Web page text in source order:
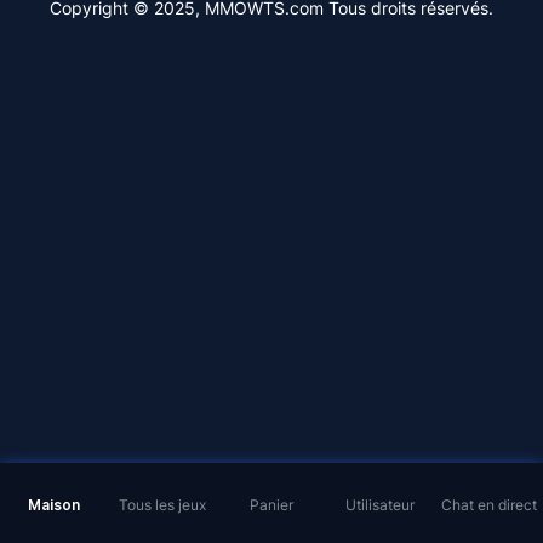
Maison Tous les jeux Panier Utilisateur Chat en direct
Copyright © 2025, MMOWTS.com Tous droits réservés.